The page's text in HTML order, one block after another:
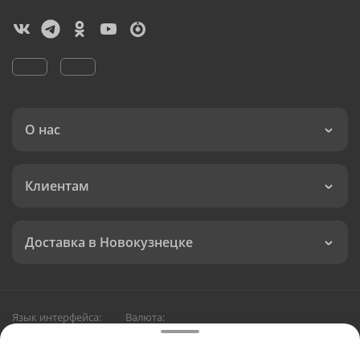
О нас
Клиентам
Доставка в Новокузнецке
Язык интерфейса: Валюта: